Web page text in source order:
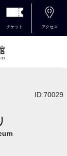
チケット アクセス
ID:70029